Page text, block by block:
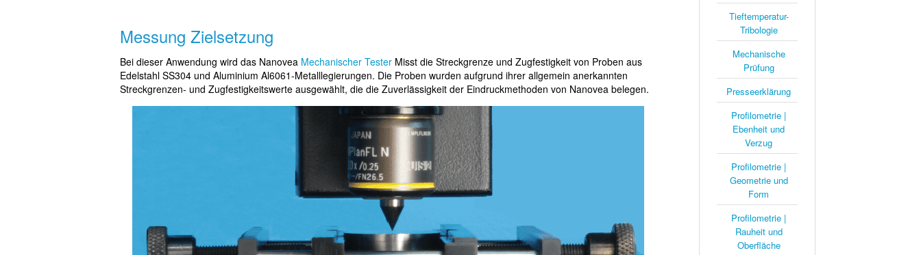
Messung Zielsetzung
Bei dieser Anwendung wird das Nanovea Mechanischer TesterMisst die Streckgrenze und Zugfestigkeit von Proben aus
Edelstahl SS304 und Aluminium Al6061-Metalllegierungen. Die Proben wurden aufgrund ihrer allgemein anerkannten
Streckgrenzen- und Zugfestigkeitswerte ausgewählt, die die Zuverlässigkeit der Eindruckmethoden von Nanovea belegen.
Tieftemperatur-
Tribologie
Mechanische
Prüfung
Presseerklärung
Profilometrie |
Ebenheit und
Verzug
Profilometrie |
Geometrie und
Form
Profilometrie |
Rauheit und
Oberfläche